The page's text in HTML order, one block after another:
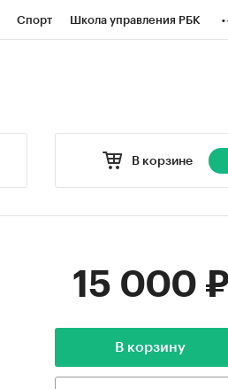
Спорт Школа управления РБК
В корзине
15 000 ₽
В корзину